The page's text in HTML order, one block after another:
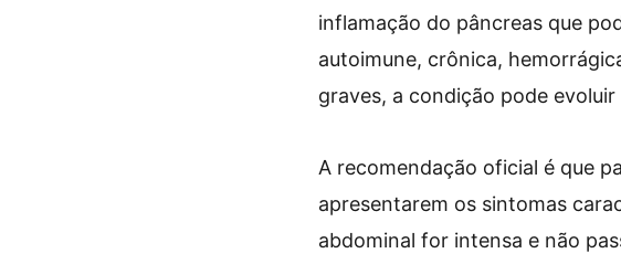
inflamação do pâncreas que
autoimune, crônica,
graves, a condição pode
A recomendação oficial é que
apresentarem os sintomas
abdominal for intensa e não